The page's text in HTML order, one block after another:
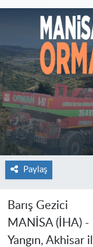
Paylaş
Barış Gezici
MANİSA (İHA) -
Yangın, Akhisar